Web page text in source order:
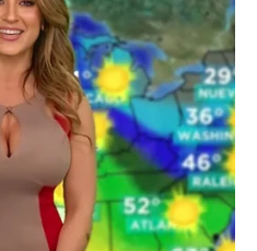
stabilizaciju ili rešenje
možda ne dolazi u
kada vam je
biti i odluka da drugačije
– mudrije i u skladu sa